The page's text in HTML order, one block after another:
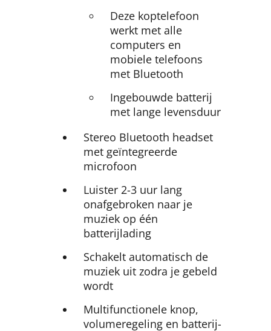
Deze koptelefoon
werkt met alle
computers en
mobiele telefoons
met Bluetooth
Ingebouwde batterij
met lange levensduur
Stereo Bluetooth headset
met geïntegreerde
microfoon
Luister 2-3 uur lang
onafgebroken naar je
muziek op één
batterijlading
Schakelt automatisch de
muziek uit zodra je gebeld
wordt
Multifunctionele knop,
volumeregeling en batterij-